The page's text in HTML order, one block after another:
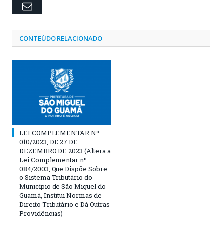
Email
CONTEÚDO RELACIONADO
LEI COMPLEMENTAR Nº
010/2023, DE 27 DE
DEZEMBRO DE 2023 (Altera a
Lei Complementar nº
084/2003, Que Dispõe Sobre
o Sistema Tributário do
Município de São Miguel do
Guamá, Institui Normas de
Direito Tributário e Dá Outras
Providências)